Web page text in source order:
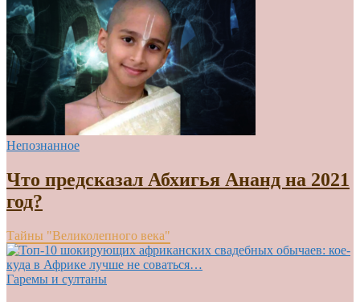
Непознанное
Что предсказал Абхигья Ананд на 2021
год?
Тайны "Великолепного века"
Гаремы и султаны